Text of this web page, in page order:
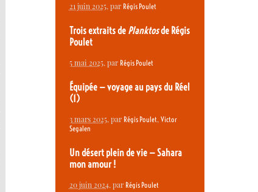
21 juin 2025, par Régis Poulet
Trois extraits de Planktosde Régis
Poulet
5 mai 2025, par Régis Poulet
Équipée — voyage au pays du Réel
(1)
3 mars 2025, par Régis Poulet, Victor
Segalen
Un désert plein de vie — Sahara
mon amour !
20 juin 2024, par Régis Poulet